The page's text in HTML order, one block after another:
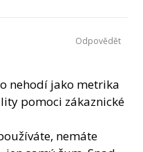
nehodí jako metrika
pomoci zákaznické
nemáte
Odpovědět